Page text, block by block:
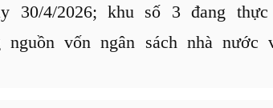
30/4/2026; khu số 3 đang
vốn ngân sách nhà nước